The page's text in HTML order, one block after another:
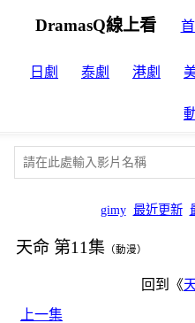
DramasQ線上看
日劇 泰劇 港劇
gimy 最近更新
天命 第11集 （動漫）
回到《
上一集